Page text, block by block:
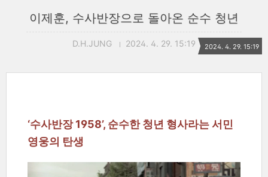
이제훈, 수사반장으로 돌아온 순수 청년
D.H.JUNG 2024. 4. 29. 15:19 2024. 4. 29. 15:19
‘수사반장 1958’, 순수한 청년 형사라는 서민
영웅의 탄생